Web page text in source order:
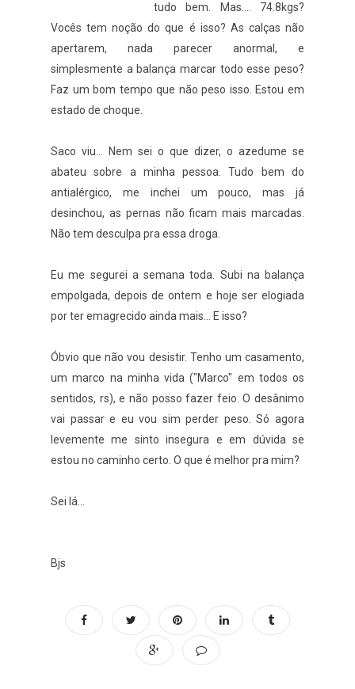
tudo bem. Mas.... 74.8kgs?
Vocês tem noção do que é isso? As calças não
apertarem, nada parecer anormal, e
simplesmente a balança marcar todo esse peso?
Faz um bom tempo que não peso isso. Estou em
estado de choque.
Saco viu... Nem sei o que dizer, o azedume se
abateu sobre a minha pessoa. Tudo bem do
antialérgico, me inchei um pouco, mas já
desinchou, as pernas não ficam mais marcadas.
Não tem desculpa pra essa droga.
Eu me segurei a semana toda. Subi na balança
empolgada, depois de ontem e hoje ser elogiada
por ter emagrecido ainda mais... E isso?
Óbvio que não vou desistir. Tenho um casamento,
um marco na minha vida ("Marco" em todos os
sentidos, rs), e não posso fazer feio. O desânimo
vai passar e eu vou sim perder peso. Só agora
levemente me sinto insegura e em dúvida se
estou no caminho certo. O que é melhor pra mim?
Sei lá...
Bjs